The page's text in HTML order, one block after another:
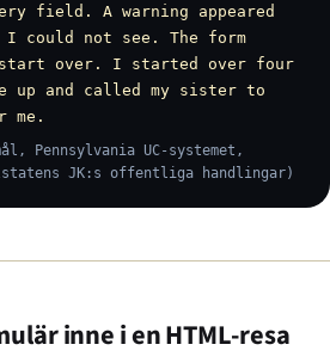
field. A warning appeared
could not see. The form
over. I started over four
up and called my sister to
me.
Pennsylvania UC-systemet,
JK:s offentliga handlingar)
inne i en HTML-resa